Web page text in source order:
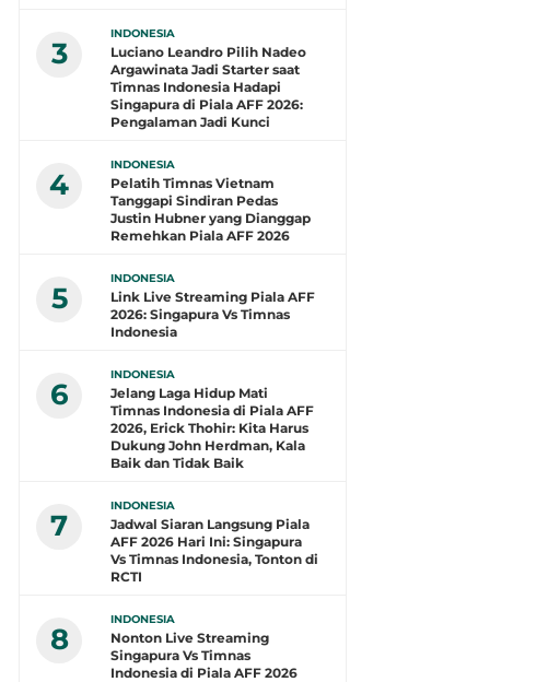
3
INDONESIA
Luciano Leandro Pilih Nadeo
Argawinata Jadi Starter saat
Timnas Indonesia Hadapi
Singapura di Piala AFF 2026:
Pengalaman Jadi Kunci
4
INDONESIA
Pelatih Timnas Vietnam
Tanggapi Sindiran Pedas
Justin Hubner yang Dianggap
Remehkan Piala AFF 2026
5
INDONESIA
Link Live Streaming Piala AFF
2026: Singapura Vs Timnas
Indonesia
6
INDONESIA
Jelang Laga Hidup Mati
Timnas Indonesia di Piala AFF
2026, Erick Thohir: Kita Harus
Dukung John Herdman, Kala
Baik dan Tidak Baik
7
INDONESIA
Jadwal Siaran Langsung Piala
AFF 2026 Hari Ini: Singapura
Vs Timnas Indonesia, Tonton di
RCTI
8
INDONESIA
Nonton Live Streaming
Singapura Vs Timnas
Indonesia di Piala AFF 2026